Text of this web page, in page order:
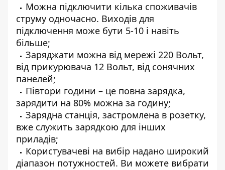
Можна підключити кілька споживачів
струму одночасно. Виходів для
підключення може бути 5-10 і навіть
більше;
Заряджати можна від мережі 220 Вольт,
від прикурювача 12 Вольт, від сонячних
панелей;
Півтори години – це повна зарядка,
зарядити на 80% можна за годину;
Зарядна станція, застромлена в розетку,
вже служить зарядкою для інших
приладів;
Користувачеві на вибір надано широкий
діапазон потужностей. Ви можете вибрати